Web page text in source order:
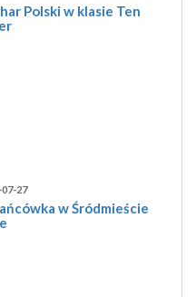
Polski w klasie Ten
07-27
w Śródmieście